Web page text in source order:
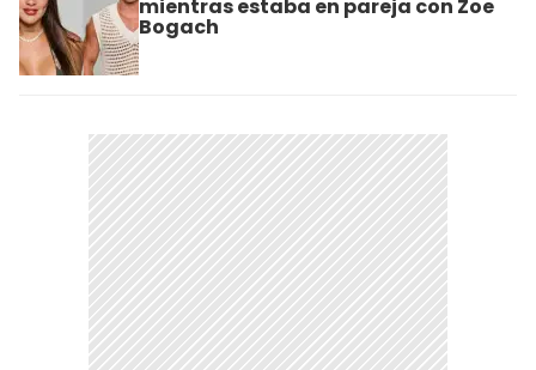
mientras estaba en pareja con Zoe
Bogach